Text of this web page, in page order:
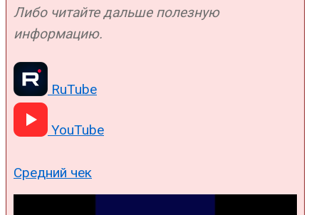
Либо читайте дальше полезную
информацию.
RuTube
YouTube
Средний чек